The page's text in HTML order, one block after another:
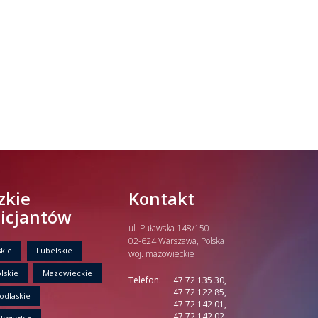
Lubelskie
Mazowieckie
Kontakt
ul. Puławska 148/150
02-624 Warszawa, Polska
woj. mazowieckie
Telefon:
47 72 135 30,
47 72 122 85,
47 72 142 01,